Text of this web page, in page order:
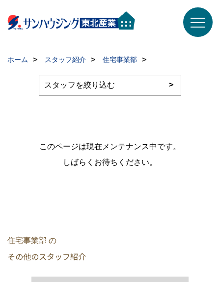
ホーム スタッフ紹介 住宅事業部
このページは現在メンテナンス中です。
しばらくお待ちください。
住宅事業部 の
その他のスタッフ紹介